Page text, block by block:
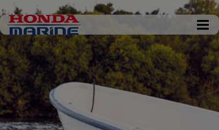
DKK 0,00
Gå til kassen
Tøm kurv